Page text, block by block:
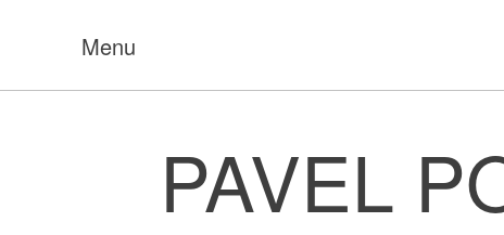
Menu
PAVEL